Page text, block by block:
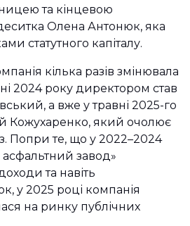
та кінцевою
Олена Антонюк, яка
статутного капіталу.
кілька разів змінювала
2024 року директором став
а вже у травні 2025-го
Кожухаренко, який очолює
Попри те, що у 2022–2024
завод»
та навіть
у 2025 році компанія
на ринку публічних